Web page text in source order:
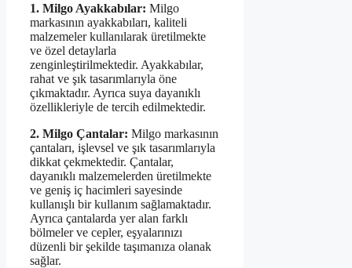
1. Milgo Ayakkabılar: Milgo
markasının ayakkabıları, kaliteli
malzemeler kullanılarak üretilmekte
ve özel detaylarla
zenginleştirilmektedir. Ayakkabılar,
rahat ve şık tasarımlarıyla öne
çıkmaktadır. Ayrıca suya dayanıklı
özellikleriyle de tercih edilmektedir.
2. Milgo Çantalar: Milgo markasının
çantaları, işlevsel ve şık tasarımlarıyla
dikkat çekmektedir. Çantalar,
dayanıklı malzemelerden üretilmekte
ve geniş iç hacimleri sayesinde
kullanışlı bir kullanım sağlamaktadır.
Ayrıca çantalarda yer alan farklı
bölmeler ve cepler, eşyalarınızı
düzenli bir şekilde taşımanıza olanak
sağlar.